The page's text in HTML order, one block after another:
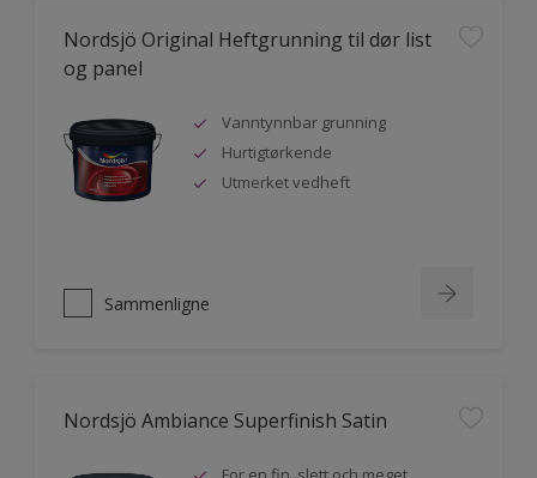
Nordsjö Original Heftgrunning til dør list
og panel
Vanntynnbar grunning
Hurtigtørkende
Utmerket vedheft
Sammenligne
Nordsjö Ambiance Superfinish Satin